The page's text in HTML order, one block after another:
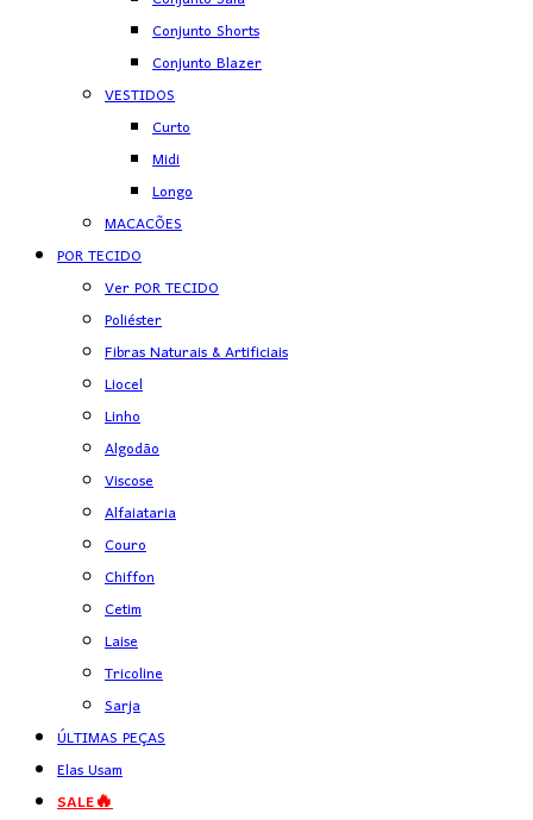
Conjunto Shorts
Conjunto Blazer
VESTIDOS
Curto
Midi
Longo
MACACÕES
POR TECIDO
Ver POR TECIDO
Poliéster
Fibras Naturais & Artificiais
Liocel
Linho
Algodão
Viscose
Alfaiataria
Couro
Chiffon
Cetim
Laise
Tricoline
Sarja
ÚLTIMAS PEÇAS
Elas Usam
SALE🔥